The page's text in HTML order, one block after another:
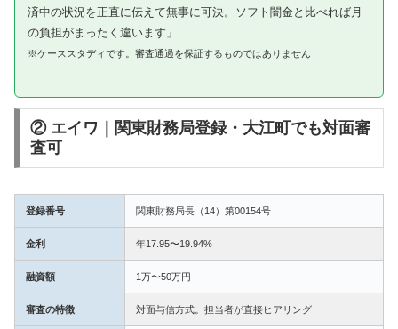
済中の状況を正直に伝えて無事に可決。ソフト闇金と比べれば月
の負担がまったく違います」
※ケーススタディです。審査通過を保証するものではありません
② エイワ｜関東財務局登録・大江町でも対面審
査可
登録番号 関東財務局長（14）第00154号
金利 年17.95〜19.94%
融資額 1万〜50万円
審査の特徴 対面与信方式。担当者が直接ヒアリング